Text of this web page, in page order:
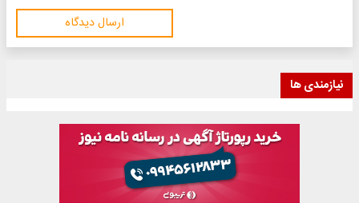
ارسال دیدگاه
نیازمندی ها